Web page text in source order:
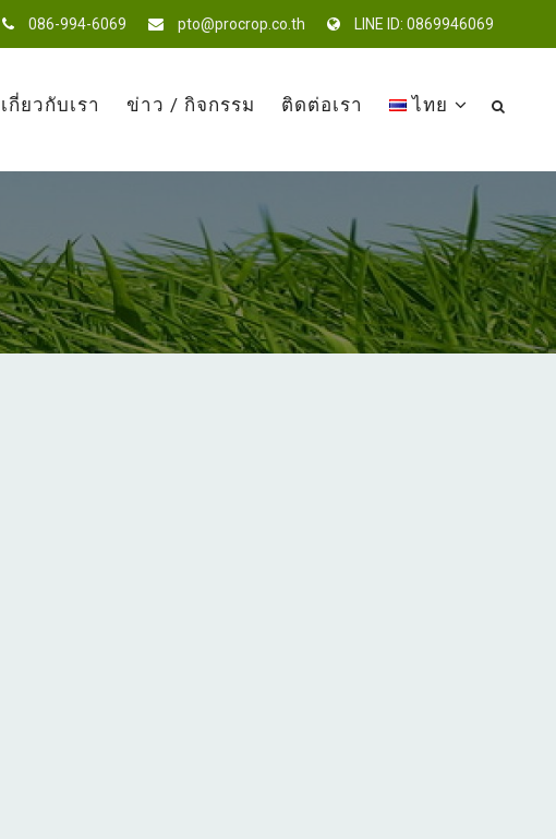
086-994-6069 pto@procrop.co.th LINE ID: 0869946069
เกี่ยวกับเรา ข่าว / กิจกรรม ติดต่อเรา ไทย